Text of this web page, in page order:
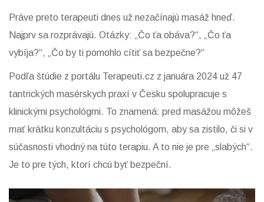
Práve preto terapeuti dnes už nezačínajú masáž hneď.
Najprv sa rozprávajú. Otázky: „Čo ťa obáva?“, „Čo ťa
vybíja?“, „Čo by ti pomohlo cítiť sa bezpečne?“
Podľa štúdie z portálu Terapeuti.cz z januára 2024 už 47
tantrických masérskych praxí v Česku spolupracuje s
klinickými psychológmi. To znamená: pred masážou môžeš
mať krátku konzultáciu s psychológom, aby sa zistilo, či si v
súčasnosti vhodný na túto terapiu. A to nie je pre „slabých“.
Je to pre tých, ktorí chcú byť bezpeční.